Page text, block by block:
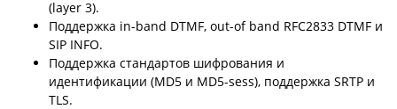
(layer 3).
Поддержка in-band DTMF, out-of band RFC2833 DTMF и
SIP INFO.
Поддержка стандартов шифрования и
идентификации (MD5 и MD5-sess), поддержка SRTP и
TLS.